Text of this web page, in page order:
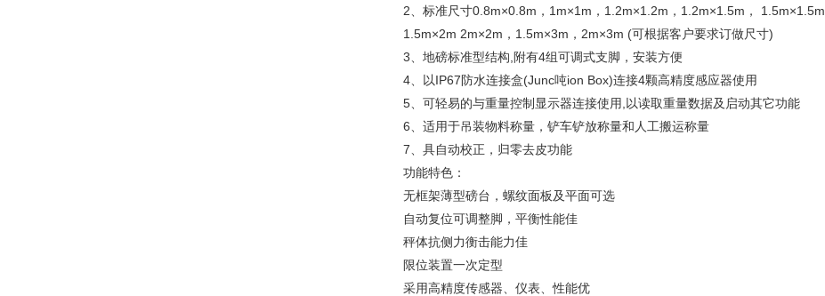
2、标准尺寸0.8m×0.8m，1m×1m，1.2m×1.2m，1.2m×1.5m， 1.5m×1.5m
1.5m×2m 2m×2m，1.5m×3m，2m×3m (可根据客户要求订做尺寸)
3、地磅标准型结构,附有4组可调式支脚，安装方便
4、以IP67防水连接盒(Junc吨ion Box)连接4颗高精度感应器使用
5、可轻易的与重量控制显示器连接使用,以读取重量数据及启动其它功能
6、适用于吊装物料称量，铲车铲放称量和人工搬运称量
7、具自动校正，归零去皮功能
功能特色：
无框架薄型磅台，螺纹面板及平面可选
自动复位可调整脚，平衡性能佳
秤体抗侧力衡击能力佳
限位装置一次定型
采用高精度传感器、仪表、性能优